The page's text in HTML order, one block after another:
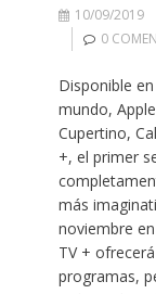
10/09/2019
0
Disponible
mundo,
Cupertino,
+, el primer
más
noviembre
TV +
programas,